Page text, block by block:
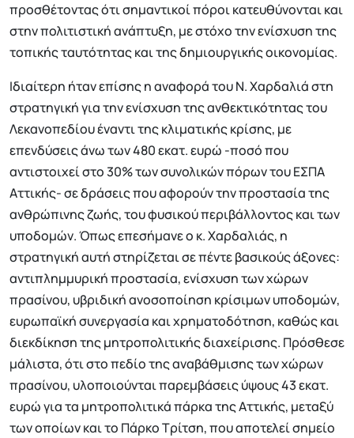
προσθέτοντας ότι σημαντικοί πόροι κατευθύνονται και
στην πολιτιστική ανάπτυξη, με στόχο την ενίσχυση της
τοπικής ταυτότητας και της δημιουργικής οικονομίας.
Ιδιαίτερη ήταν επίσης η αναφορά του Ν. Χαρδαλιά στη
στρατηγική για την ενίσχυση της ανθεκτικότητας του
Λεκανοπεδίου έναντι της κλιματικής κρίσης, με
επενδύσεις άνω των 480 εκατ. ευρώ -ποσό που
αντιστοιχεί στο 30% των συνολικών πόρων του ΕΣΠΑ
Αττικής- σε δράσεις που αφορούν την προστασία της
ανθρώπινης ζωής, του φυσικού περιβάλλοντος και των
υποδομών. Όπως επεσήμανε ο κ. Χαρδαλιάς, η
στρατηγική αυτή στηρίζεται σε πέντε βασικούς άξονες:
αντιπλημμυρική προστασία, ενίσχυση των χώρων
πρασίνου, υβριδική ανοσοποίηση κρίσιμων υποδομών,
ευρωπαϊκή συνεργασία και χρηματοδότηση, καθώς και
διεκδίκηση της μητροπολιτικής διαχείρισης. Πρόσθεσε
μάλιστα, ότι στο πεδίο της αναβάθμισης των χώρων
πρασίνου, υλοποιούνται παρεμβάσεις ύψους 43 εκατ.
ευρώ για τα μητροπολιτικά πάρκα της Αττικής, μεταξύ
των οποίων και το Πάρκο Τρίτση, που αποτελεί σημείο